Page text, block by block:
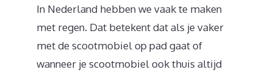
In Nederland hebben we vaak te maken
met regen. Dat betekent dat als je vaker
met de scootmobiel op pad gaat of
wanneer je scootmobiel ook thuis altijd